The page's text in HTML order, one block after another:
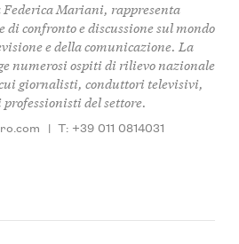
Federica Mariani, rappresenta
di confronto e discussione sul mondo
e della comunicazione. La
numerosi ospiti di rilievo nazionale
giornalisti, conduttori televisivi,
del settore.
| T: +39 011 0814031